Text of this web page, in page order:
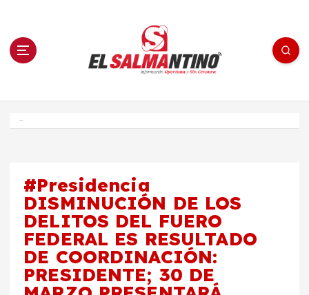
n El Salmantino - medios/noticias/editorial
#Presidencia
DISMINUCIÓN DE LOS
DELITOS DEL FUERO
FEDERAL ES RESULTADO
DE COORDINACIÓN:
PRESIDENTE; 30 DE